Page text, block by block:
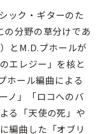
ック・ギターのた
の分野の草分けであ
とM.D.プホールが
エレジー」を核と
ホール編曲による
ノ」「ロコへのバ
る「天使の死」や
編曲した「オブリ